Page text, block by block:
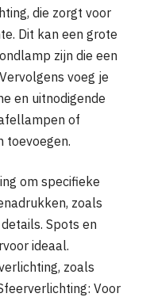
die zorgt voor
Dit kan een grote
zijn die een
voeg je
en uitnodigende
of
toevoegen.
om specifieke
zoals
Spots en
ideaal.
zoals
Voor